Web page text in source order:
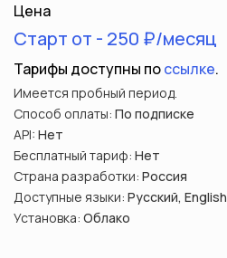
Цена
Старт от - 250 ₽/месяц
Тарифы доступны поссылке.
Имеется пробный период.
Способ оплаты: По подписке
API: Нет
Бесплатный тариф: Нет
Страна разработки: Россия
Доступные языки: Русский, English
Установка: Облако